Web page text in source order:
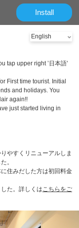
Install
tap upper right ’日本語'
First time tourist. Initial
and holidays. You
again!!
just started living in
やすくリニューアルしま
。
住みだした方は初回料金
た。詳しくはこちらをご